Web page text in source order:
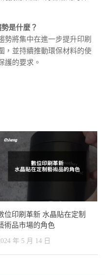
是什麼？
勢將集中在進一步提升印刷
，並持續推動環保材料的使
護的要求。
位印刷革新 水晶貼在定制
術品市場的角色
年 5 月 14 日